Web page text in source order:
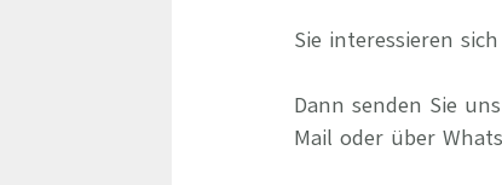
Sie interessieren
Dann senden Sie
Mail oder über